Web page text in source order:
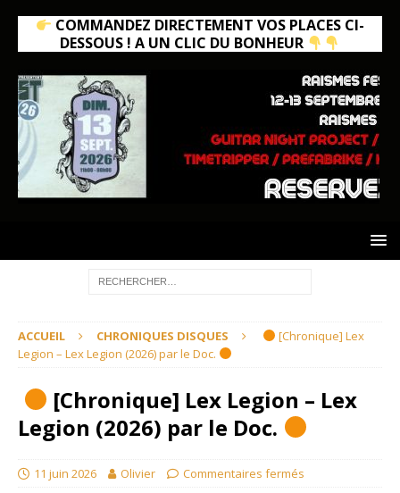
COMMANDEZ DIRECTEMENT VOS PLACES CI-
DESSOUS ! A UN CLIC DU BONHEUR
ACCUEIL CHRONIQUES DISQUES
[Chronique] Lex
Legion – Lex Legion (2026) par le Doc.
[Chronique] Lex Legion – Lex
Legion (2026) par le Doc.
11 juin 2026 Olivier Commentaires fermés